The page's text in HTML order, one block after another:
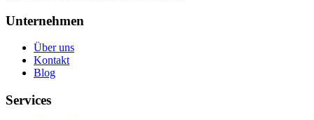
Unternehmen
Über uns
Kontakt
Blog
Services